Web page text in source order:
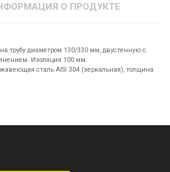
О ПРОДУКТЕ
трубу диаметром 130/330 мм, двустенную с
Изоляция 100 мм.
сталь AISI 304 (зеркальная), толщина